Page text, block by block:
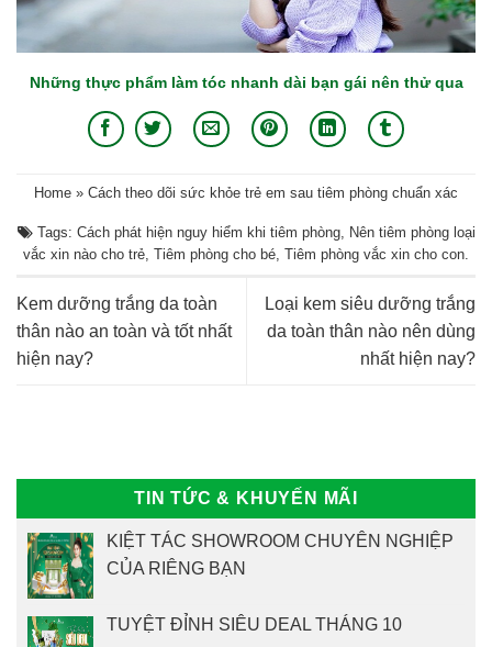
Những thực phẩm làm tóc nhanh dài bạn gái nên thử qua
Home » Cách theo dõi sức khỏe trẻ em sau tiêm phòng chuẩn xác
Tags: Cách phát hiện nguy hiểm khi tiêm phòng, Nên tiêm phòng loại
vắc xin nào cho trẻ, Tiêm phòng cho bé, Tiêm phòng vắc xin cho con.
Kem dưỡng trắng da toàn
thân nào an toàn và tốt nhất
hiện nay?
Loại kem siêu dưỡng trắng
da toàn thân nào nên dùng
nhất hiện nay?
TIN TỨC & KHUYẾN MÃI
KIỆT TÁC SHOWROOM CHUYÊN NGHIỆP
CỦA RIÊNG BẠN
TUYỆT ĐỈNH SIÊU DEAL THÁNG 10